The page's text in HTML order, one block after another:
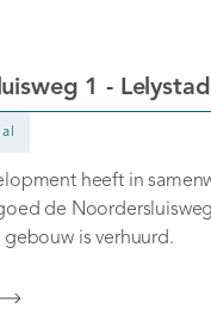
1 - Lelystad
heeft in
de
is verhuurd.